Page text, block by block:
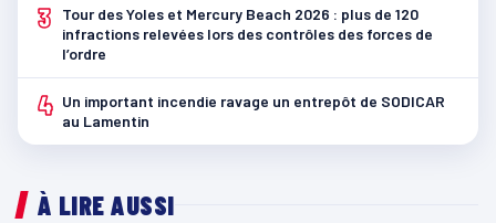
3
Tour des Yoles et Mercury Beach 2026 : plus de 120
infractions relevées lors des contrôles des forces de
l’ordre
4 Un important incendie ravage un entrepôt de SODICAR
au Lamentin
À LIRE AUSSI